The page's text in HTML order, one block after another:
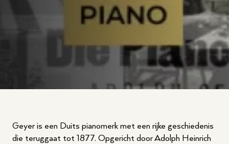
Geyer is een Duits pianomerk met een rijke geschiedenis
die teruggaat tot 1877. Opgericht door Adolph Heinrich